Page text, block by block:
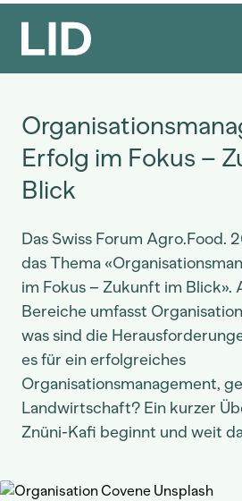
Erfolg im Fokus –
Blick
Das Swiss Forum Agro.Food.
das Thema
im Fokus – Zukunft im Blick».
Bereiche umfasst
was sind die
es für ein erfolgreiches
Organisationsmanagement,
Landwirtschaft? Ein kurzer
Znüni-Kafi beginnt und weit